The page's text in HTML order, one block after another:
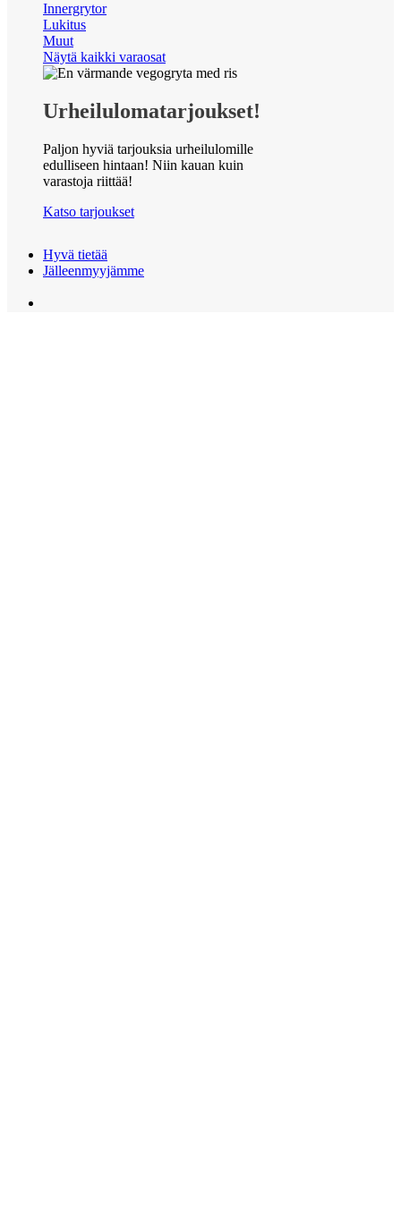
Innergrytor
Lukitus
Muut
Näytä kaikki varaosat
Urheilulomatarjoukset!
Paljon hyviä tarjouksia urheilulomille
edulliseen hintaan! Niin kauan kuin
varastoja riittää!
Katso tarjoukset
Hyvä tietää
Jälleenmyyjämme